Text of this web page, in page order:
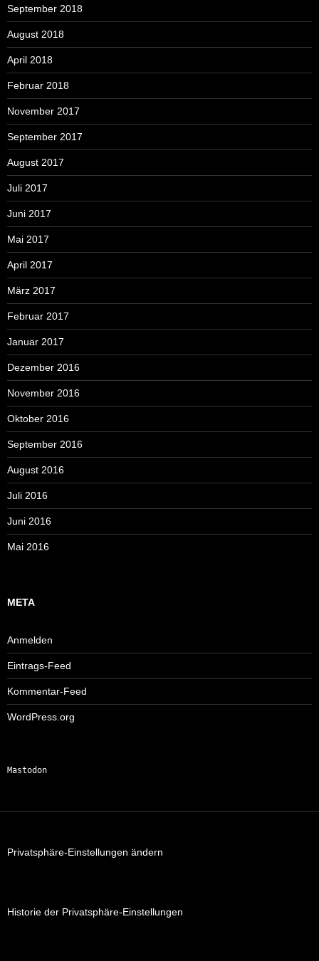
September 2018
August 2018
April 2018
Februar 2018
November 2017
September 2017
August 2017
Juli 2017
Juni 2017
Mai 2017
April 2017
März 2017
Februar 2017
Januar 2017
Dezember 2016
November 2016
Oktober 2016
September 2016
August 2016
Juli 2016
Juni 2016
Mai 2016
META
Anmelden
Eintrags-Feed
Kommentar-Feed
WordPress.org
Mastodon
Privatsphäre-Einstellungen ändern
Historie der Privatsphäre-Einstellungen